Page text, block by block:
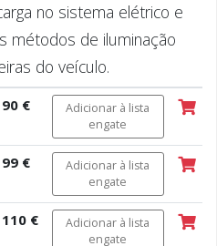
no sistema elétrico e
métodos de iluminação
do veículo.
90 €
Adicionar à lista
engate
99 €
Adicionar à lista
engate
110 €
Adicionar à lista
engate